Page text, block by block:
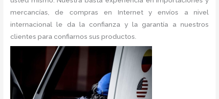
mercancías, de compras en Internet y envíos a nivel
internacional le da la confianza y la garantía a nuestros
clientes para confiarnos sus productos.